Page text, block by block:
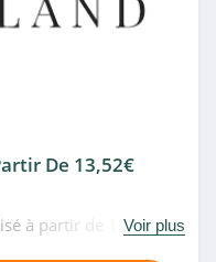
De 13,52€
à partir de 13,52€
Voir plus